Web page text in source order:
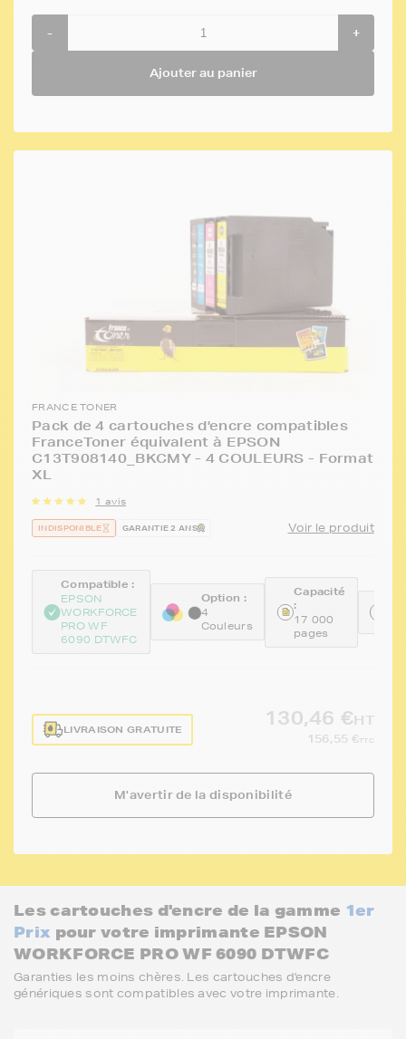
- +
Ajouter au panier
FRANCE TONER
Pack de 4 cartouches d'encre compatibles
FranceToner équivalent à EPSON
C13T908140_BKCMY - 4 COULEURS - Format
XL
1 avis
INDISPONIBLE GARANTIE 2 ANS Voir le produit
Compatible :
EPSON
WORKFORCE
PRO WF
6090 DTWFC
Option :
4
Couleurs
Capacité
:
17 000
pages
LIVRAISON GRATUITE
130,46 €HT
156,55 €TTC
M'avertir de la disponibilité
Les cartouches d'encre de la gamme 1er
Prix pour votre imprimante EPSON
WORKFORCE PRO WF 6090 DTWFC
Garanties les moins chères. Les cartouches d'encre
génériques sont compatibles avec votre imprimante.